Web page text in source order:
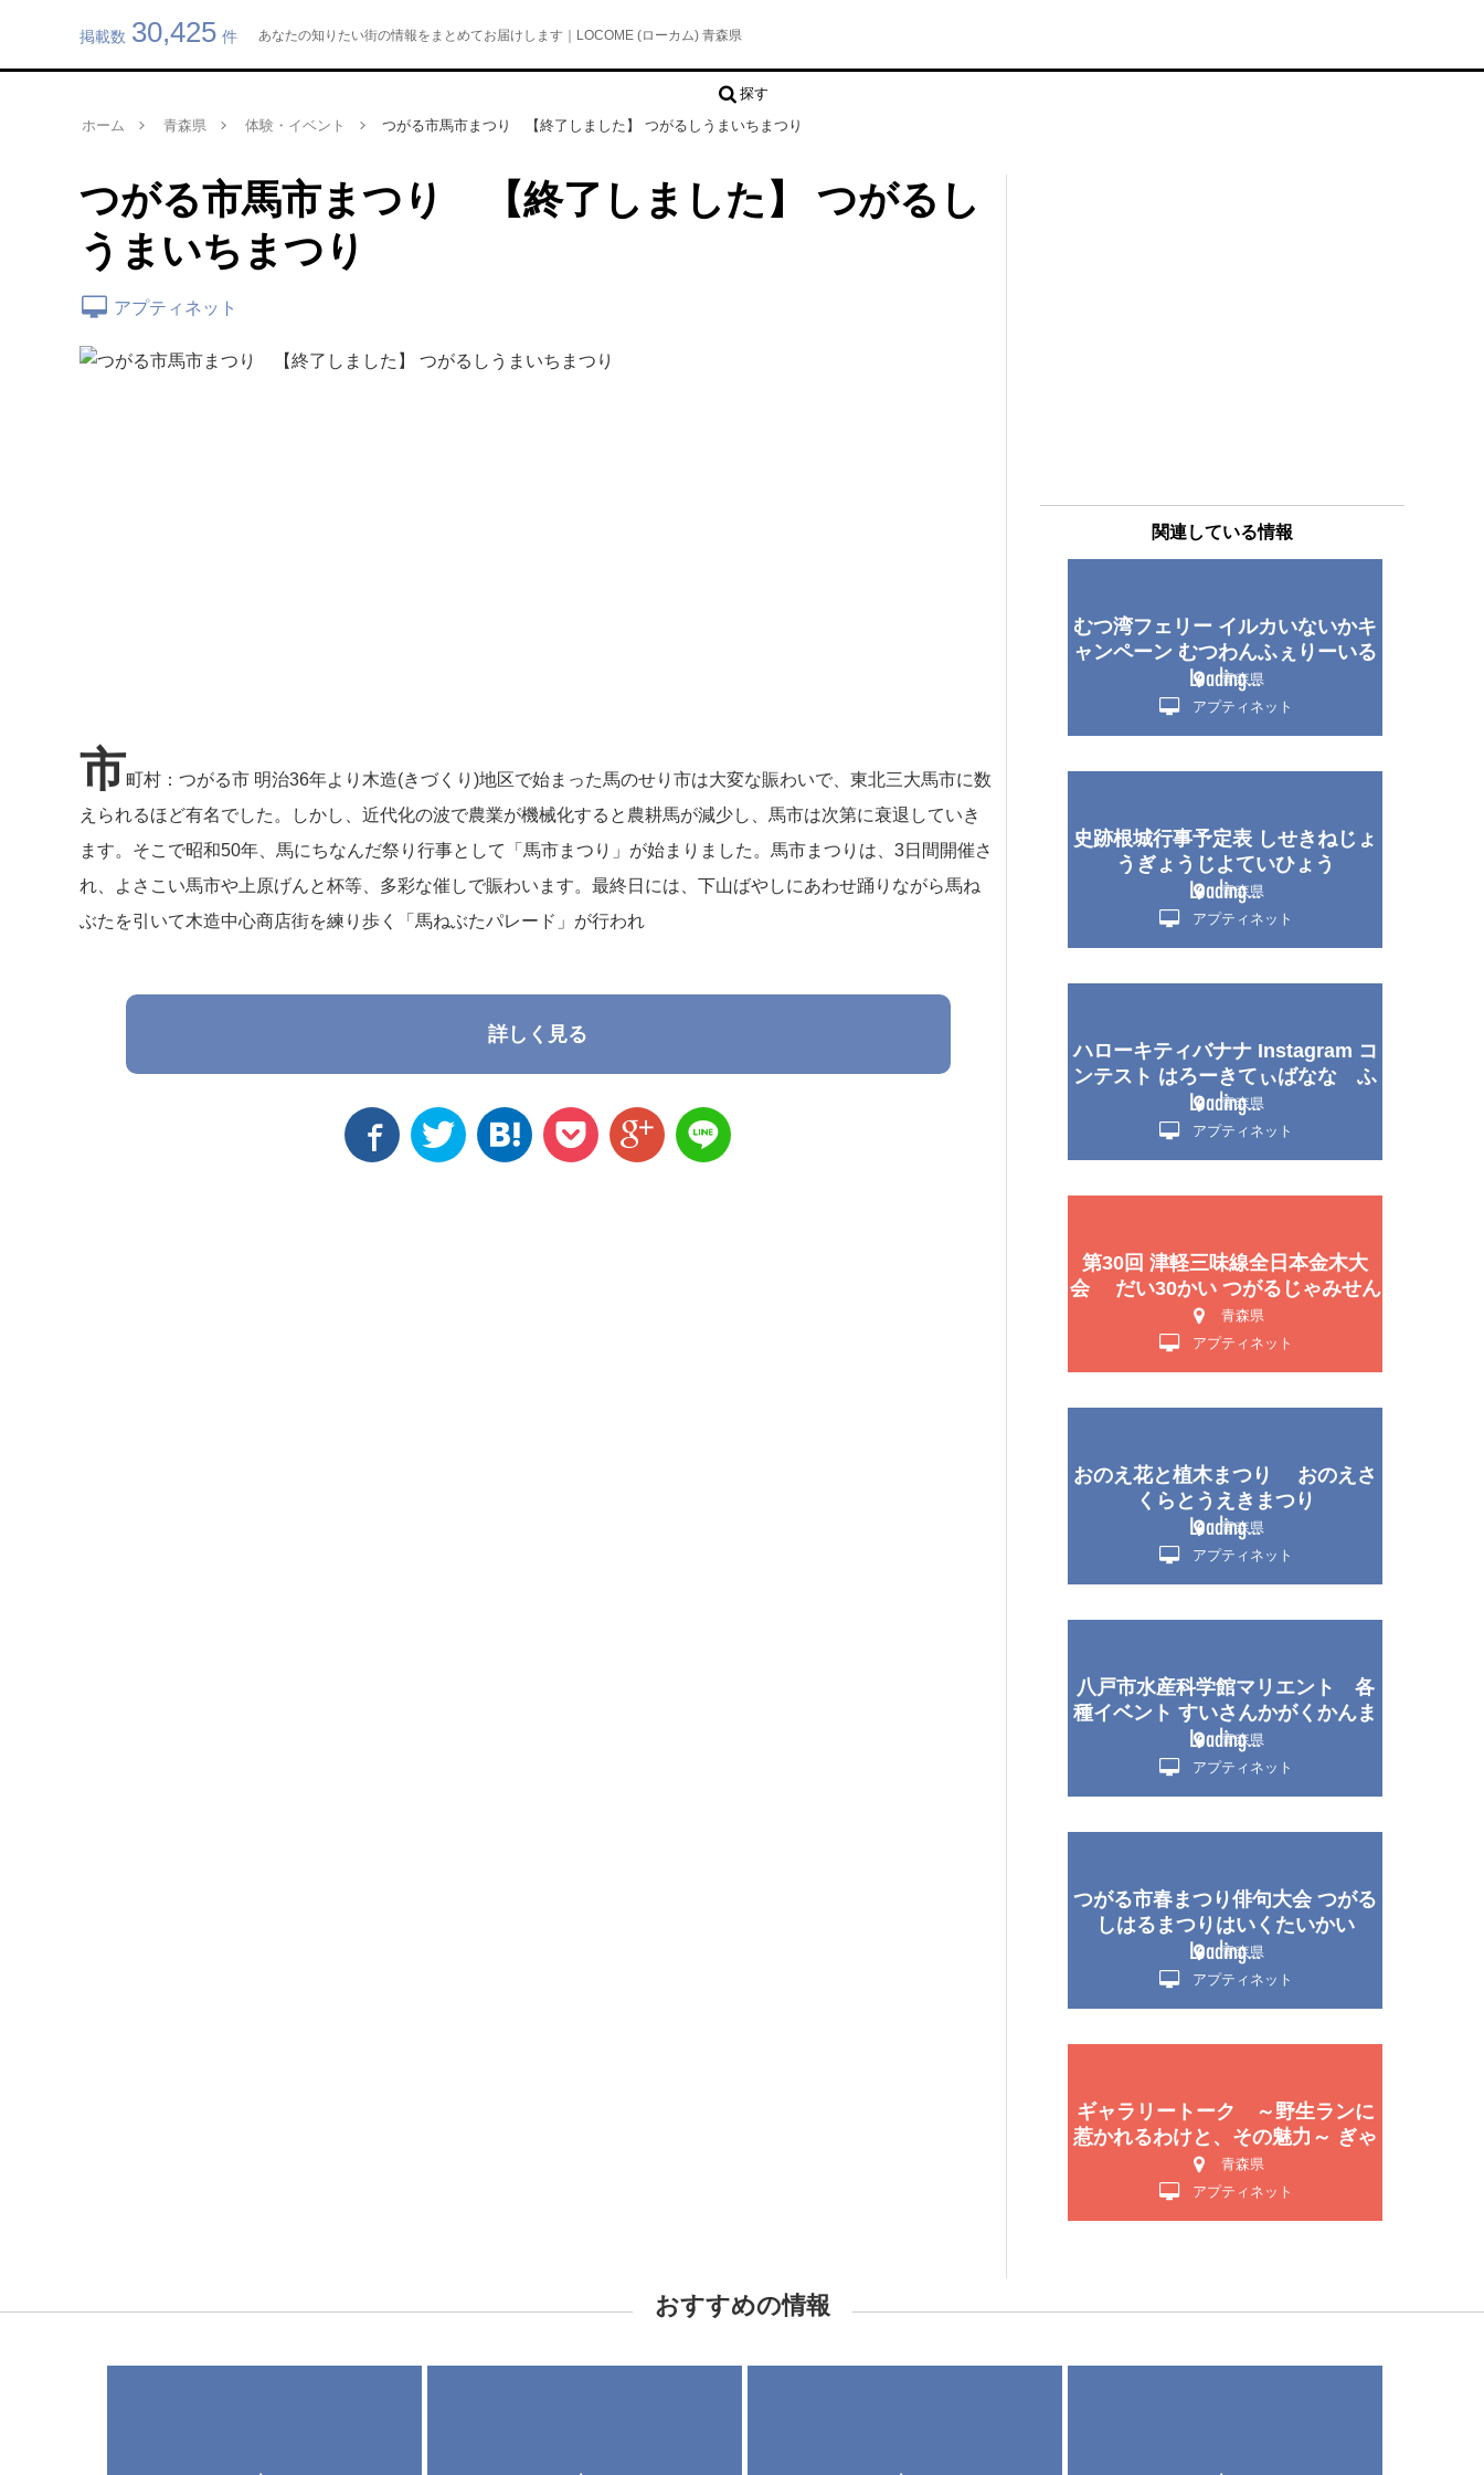
掲載数 30,425 件 あなたの知りたい街の情報をまとめてお届けします｜LOCOME (ローカム) 青森県
探す
ホーム
青森県 体験・イベント つがる市馬市まつり 【終了しました】 つがるしうまいちまつり
つがる市馬市まつり 【終了しました】 つがるし
うまいちまつり
アプティネット
市町村：つがる市 明治36年より木造(きづくり)地区で始まった馬のせり市は大変な賑わいで、東北三大馬市に数
えられるほど有名でした。しかし、近代化の波で農業が機械化すると農耕馬が減少し、馬市は次第に衰退していき
ます。そこで昭和50年、馬にちなんだ祭り行事として「馬市まつり」が始まりました。馬市まつりは、3日間開催さ
れ、よさこい馬市や上原げんと杯等、多彩な催しで賑わいます。最終日には、下山ばやしにあわせ踊りながら馬ね
ぶたを引いて木造中心商店街を練り歩く「馬ねぶたパレード」が行われ
詳しく見る
関連している情報
むつ湾フェリー イルカいないかキ
ャンペーン むつわんふぇりーいる
かいないかきゃんぺーん
青森県
アプティネット
史跡根城行事予定表 しせきねじょ
うぎょうじよていひょう
青森県
アプティネット
ハローキティバナナ Instagram コ
ンテスト はろーきてぃばなな ふ
ぉとこんてすと
青森県
アプティネット
第30回 津軽三味線全日本金木大
会 だい30かい つがるじゃみせん
ぜんにほんかなぎたいかい
青森県
アプティネット
おのえ花と植木まつり おのえさ
くらとうえきまつり
青森県
アプティネット
八戸市水産科学館マリエント 各
種イベント すいさんかがくかんま
りえんと
青森県
アプティネット
つがる市春まつり俳句大会 つがる
しはるまつりはいくたいかい
青森県
アプティネット
ギャラリートーク ～野生ランに
惹かれるわけと、その魅力～ ぎゃ
らりーとーく やせいらんにひか
れるわけと、そのみりょく
青森県
アプティネット
おすすめの情報